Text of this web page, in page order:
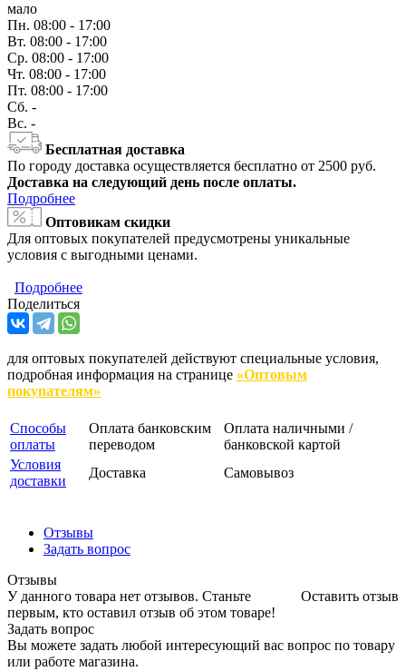
мало
Пн. 08:00 - 17:00
Вт. 08:00 - 17:00
Ср. 08:00 - 17:00
Чт. 08:00 - 17:00
Пт. 08:00 - 17:00
Сб. -
Вс. -
Бесплатная доставка
По городу доставка осуществляется бесплатно от 2500 руб.
Доставка на следующий день после оплаты.
Подробнее
Оптовикам скидки
Для оптовых покупателей предусмотрены уникальные
условия с выгодными ценами.
Подробнее
Поделиться
для оптовых покупателей действуют специальные условия,
подробная информация на странице «Оптовым
покупателям»
Способы
оплаты
Оплата банковским
переводом
Оплата наличными /
банковской картой
Условия
доставки
Доставка Самовывоз
Отзывы
Задать вопрос
Отзывы
Оставить отзыв
У данного товара нет отзывов. Станьте
первым, кто оставил отзыв об этом товаре!
Задать вопрос
Вы можете задать любой интересующий вас вопрос по товару
или работе магазина.